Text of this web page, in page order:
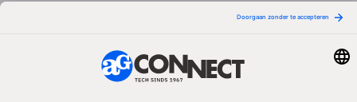
Adverteren